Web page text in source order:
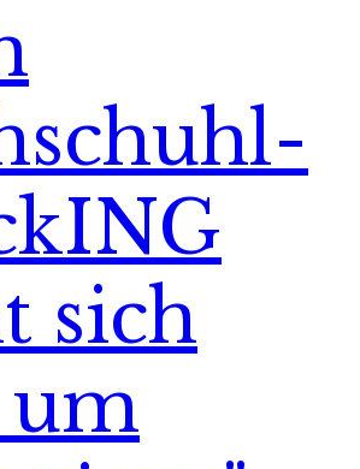
sich
um